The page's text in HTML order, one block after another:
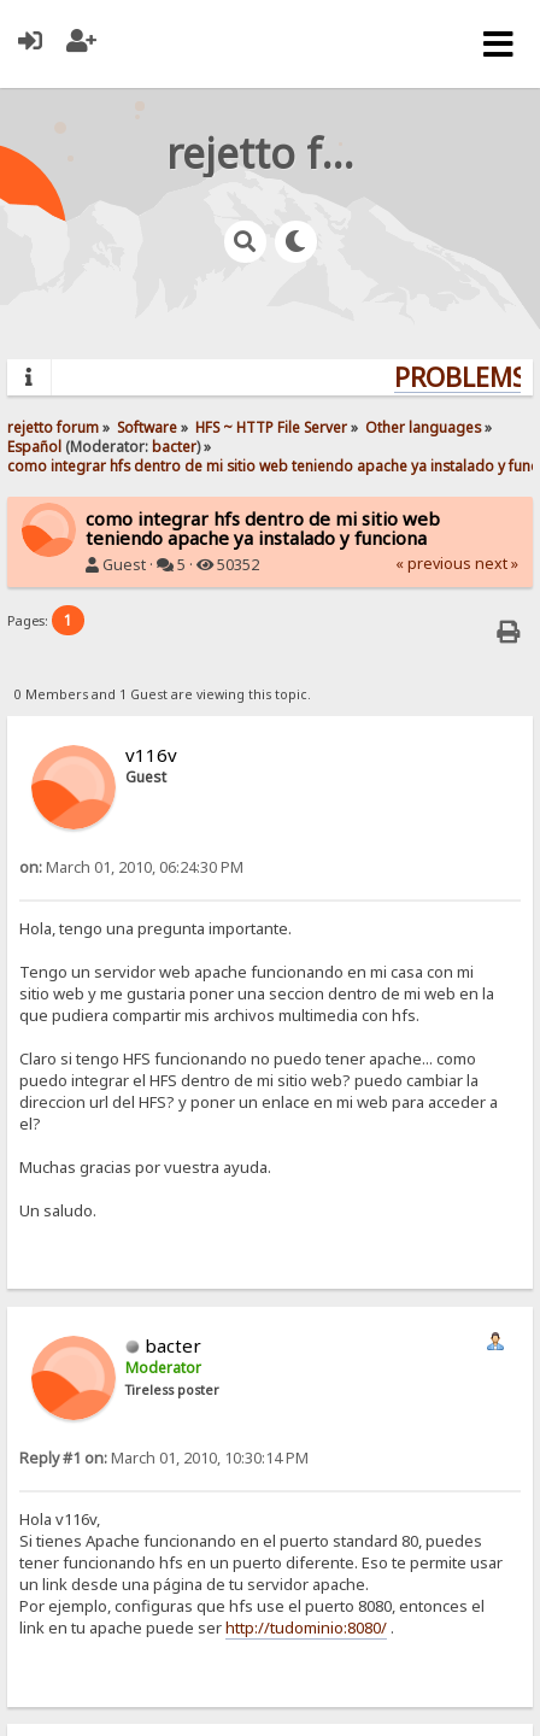
rejetto forum
rejetto forum» Software» HFS ~ HTTP File Server» Other languages»
Español (Moderator: bacter) »
como integrar hfs dentro de mi sitio web teniendo apache ya instalado y
como integrar hfs dentro de mi sitio web
teniendo apache ya instalado y funciona
Guest · 5 · 50352 « previous next »
Pages: 1
0 Members and 1 Guest are viewing this topic.
v116v
Guest
on:March 01, 2010, 06:24:30 PM
Hola, tengo una pregunta importante.
Tengo un servidor web apache funcionando en mi casa con mi
sitio web y me gustaria poner una seccion dentro de mi web en la
que pudiera compartir mis archivos multimedia con hfs.
Claro si tengo HFS funcionando no puedo tener apache... como
puedo integrar el HFS dentro de mi sitio web? puedo cambiar la
direccion url del HFS? y poner un enlace en mi web para acceder a
el?
Muchas gracias por vuestra ayuda.
Un saludo.
bacter
Moderator
Tireless poster
Reply #1 on:March 01, 2010, 10:30:14 PM
Hola v116v,
Si tienes Apache funcionando en el puerto standard 80, puedes
tener funcionando hfs en un puerto diferente. Eso te permite usar
un link desde una página de tu servidor apache.
Por ejemplo, configuras que hfs use el puerto 8080, entonces el
link en tu apache puede serhttp://tudominio:8080/ .